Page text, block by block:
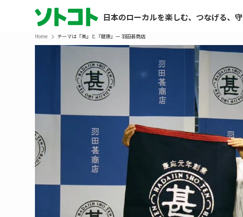
日本のローカルを楽しむ、つなげる、守
Home テーマは『美』と『健康』ー 羽田甚商店